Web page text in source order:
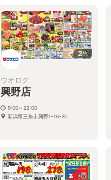
2枚
ウオロク
興野店
9:00～22:00
新潟県三条市興野1-16-31